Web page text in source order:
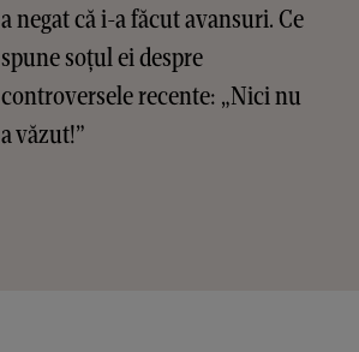
a negat că i-a făcut avansuri. Ce
spune soțul ei despre
controversele recente: „Nici nu
a văzut!”